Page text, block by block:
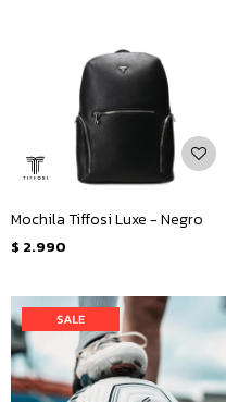
Mochila Tiffosi Luxe - Negro
$ 2.990